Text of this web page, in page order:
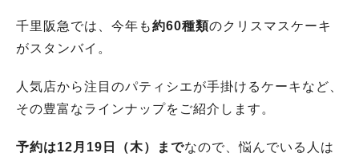
千里阪急では、今年も約60種類のクリスマスケーキ
がスタンバイ。
人気店から注目のパティシエが手掛けるケーキなど、
その豊富なラインナップをご紹介します。
予約は12月19日（木）までなので、悩んでいる人は